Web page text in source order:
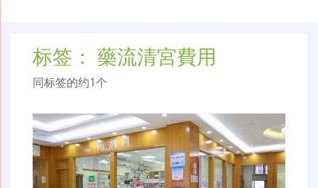
标签： 藥流清宮費用
同标签的约1个